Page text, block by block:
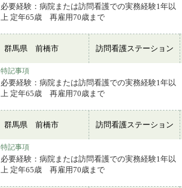
必要経験：病院または訪問看護での実務経験1年以
上 定年65歳 再雇用70歳まで
群馬県 前橋市 訪問看護ステーション
特記事項
必要経験：病院または訪問看護での実務経験1年以
上 定年65歳 再雇用70歳まで
群馬県 前橋市 訪問看護ステーション
特記事項
必要経験：病院または訪問看護での実務経験1年以
上 定年65歳 再雇用70歳まで